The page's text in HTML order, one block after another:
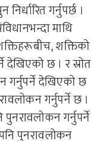
गर्नुपर्छ ।
माथि
शक्तिको
देखिएको छ । र स्रोत
देखिएको छ
गर्नुपर्ने छ ।
पुनरावलोकन गर्नुपर्ने
पुनरावलोकन